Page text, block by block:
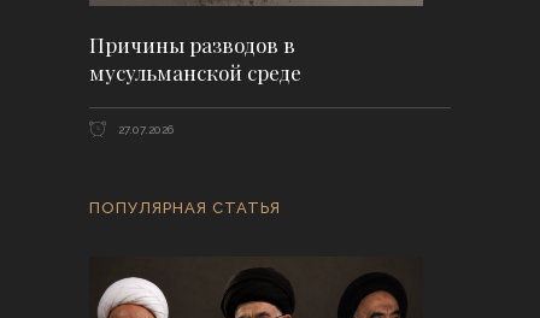
Причины разводов в
мусульманской среде
27.07.2026
ПОПУЛЯРНАЯ СТАТЬЯ